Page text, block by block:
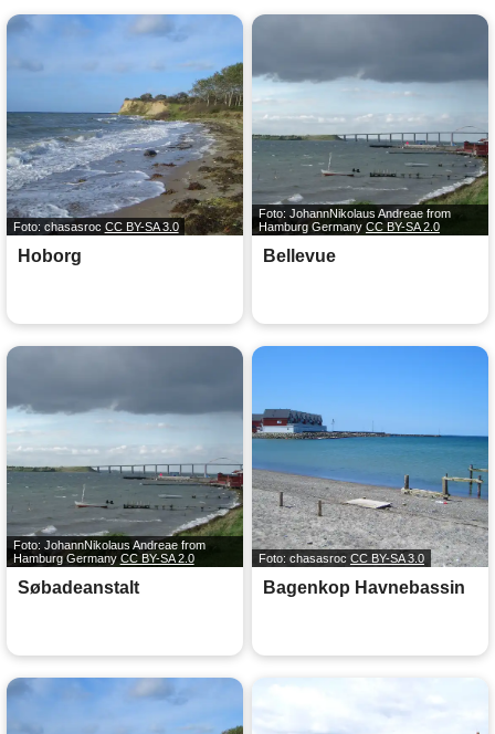
Foto: chasasroc CC BY-SA 3.0
Hoborg
Foto: JohannNikolaus Andreae from
Hamburg Germany CC BY-SA 2.0
Bellevue
Foto: JohannNikolaus Andreae from
Hamburg Germany CC BY-SA 2.0
Søbadeanstalt
Foto: chasasroc CC BY-SA 3.0
Bagenkop Havnebassin